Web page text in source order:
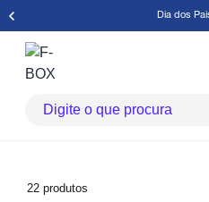
Dia dos
22 produtos